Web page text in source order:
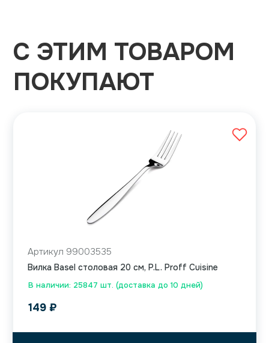
С ЭТИМ ТОВАРОМ
ПОКУПАЮТ
В наличии: 25847 шт. (доставка до 10 дней)
Артикул 99003535
Вилка Basel столовая 20 см, P.L. Proff Cuisine
149 ₽